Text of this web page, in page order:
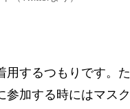
用するつもりです。た
参加する時にはマスク